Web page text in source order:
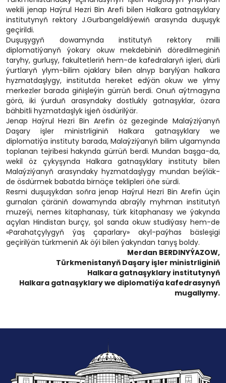
wekili jenap Haýrul Hezri Bin Arefi bilen Halkara gatnaşyklary
institutynyň rektory J.Gurbangeldiýewiň arasynda duşuşyk
geçirildi.
Duşuşygyň dowamynda institutyň rektory milli
diplomatiýanyň ýokary okuw mekdebiniň döredilmeginiň
taryhy, gurluşy, fakultetleriň hem-de kafedralaryň işleri, dürli
ýurtlaryň ylym-bilim ojaklary bilen alnyp barylýan halkara
hyzmatdaşlygy, institutda hereket edýän okuw we ylmy
merkezler barada giňişleýin gürrüň berdi. Onuň aýtmagyna
görä, iki ýurduň arasyndaky dostlukly gatnaşyklar, özara
bähbitli hyzmatdaşlyk işjeň ösdürilýär.
Jenap Haýrul Hezri Bin Arefin öz gezeginde Malaýziýanyň
Daşary işler ministrliginiň Halkara gatnaşyklary we
diplomatiýa instituty barada, Malaýziýanyň bilim ulgamynda
toplanan tejribesi hakynda gürrüň berdi. Mundan başga-da,
wekil öz çykyşynda Halkara gatnaşyklary instituty bilen
Malaýziýanyň arasyndaky hyzmatdaşlygy mundan beýläk-
de ösdürmek babatda birnäçe teklipleri öňe sürdi.
Resmi duşuşykdan soňra jenap Haýrul Hezri Bin Arefin üçin
gurnalan çäräniň dowamynda abraýly myhman institutyň
muzeýi, nemes kitaphanasy, türk kitaphanasy we ýakynda
açylan Hindistan burçy, şol sanda okuw studiýasy hem-de
«Parahatçylygyň ýaş çaparlary» akyl-paýhas bäsleşigi
geçirilýän türkmeniň Ak öýi bilen ýakyndan tanyş boldy.
Merdan BERDINYÝAZOW,
Türkmenistanyň Daşary işler ministrliginiň
Halkara gatnaşyklary institutynyň
Halkara gatnaşyklary we diplomatiýa kafedrasynyň
mugallymy.